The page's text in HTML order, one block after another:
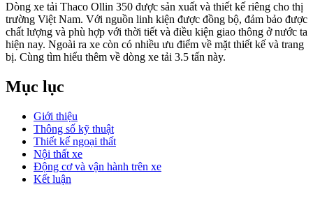
Dòng xe tải Thaco Ollin 350 được sản xuất và thiết kế riêng cho thị
trường Việt Nam. Với nguồn linh kiện được đồng bộ, đảm bảo được
chất lượng và phù hợp với thời tiết và điều kiện giao thông ở nước ta
hiện nay. Ngoài ra xe còn có nhiều ưu điểm về mặt thiết kế và trang
bị. Cùng tìm hiểu thêm về dòng xe tải 3.5 tấn này.
Mục lục
Giới thiệu
Thông số kỹ thuật
Thiết kế ngoại thất
Nội thất xe
Động cơ và vận hành trên xe
Kết luận